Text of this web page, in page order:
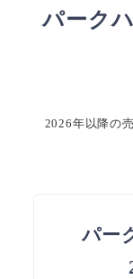
パーク
2026年以降の
パー